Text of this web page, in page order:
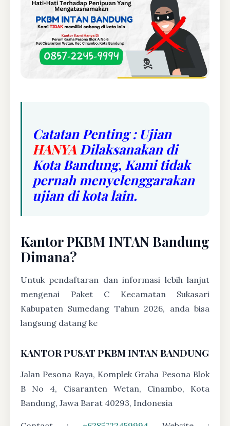
Catatan Penting : Ujian
HANYA Dilaksanakan di
Kota Bandung, Kami tidak
pernah menyelenggarakan
ujian di kota lain.
Kantor PKBM INTAN Bandung
Dimana?
Untuk pendaftaran dan informasi lebih lanjut
mengenai Paket C Kecamatan Sukasari
Kabupaten Sumedang Tahun 2026, anda bisa
langsung datang ke
KANTOR PUSAT PKBM INTAN BANDUNG
Jalan Pesona Raya, Komplek Graha Pesona Blok
B No 4, Cisaranten Wetan, Cinambo, Kota
Bandung, Jawa Barat 40293, Indonesia